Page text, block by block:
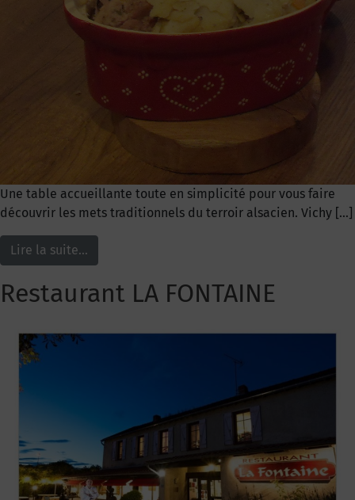
Une table accueillante toute en simplicité pour vous faire
découvrir les mets traditionnels du terroir alsacien. Vichy […]
Lire la suite…
Restaurant LA FONTAINE